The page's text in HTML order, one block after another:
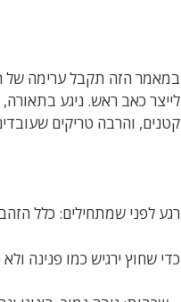
במאמר הזה תקבל ערימה של
לייצר כאב ראש. ניגע
קטנים, והרבה טריקים
רגע לפני שמתחילים: כלל
כדי שחוץ ירגיש כמו פנינה